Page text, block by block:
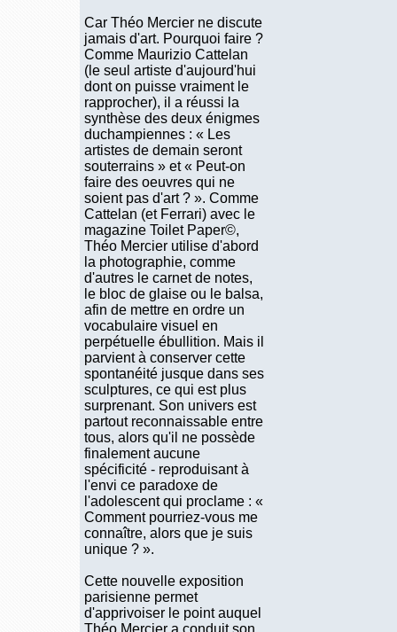
Car Théo Mercier ne discute
jamais d'art. Pourquoi faire ?
Comme Maurizio Cattelan
(le seul artiste d'aujourd'hui
dont on puisse vraiment le
rapprocher), il a réussi la
synthèse des deux énigmes
duchampiennes : « Les
artistes de demain seront
souterrains » et « Peut-on
faire des oeuvres qui ne
soient pas d'art ? ». Comme
Cattelan (et Ferrari) avec le
magazine Toilet Paper©,
Théo Mercier utilise d'abord
la photographie, comme
d'autres le carnet de notes,
le bloc de glaise ou le balsa,
afin de mettre en ordre un
vocabulaire visuel en
perpétuelle ébullition. Mais il
parvient à conserver cette
spontanéité jusque dans ses
sculptures, ce qui est plus
surprenant. Son univers est
partout reconnaissable entre
tous, alors qu'il ne possède
finalement aucune
spécificité - reproduisant à
l'envi ce paradoxe de
l'adolescent qui proclame : «
Comment pourriez-vous me
connaître, alors que je suis
unique ? ».
Cette nouvelle exposition
parisienne permet
d'apprivoiser le point auquel